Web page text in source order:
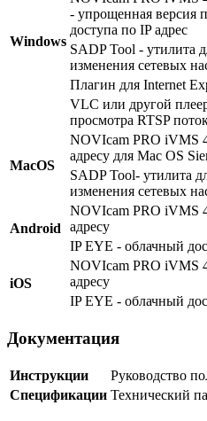
Windows
- упрощенная версия
доступа по IP адрес
SADP Tool - утилита
изменения сетевых
Плагин для Internet
VLC или другой
просмотра RTSP
MacOS
NOVIcam PRO iVMS
адресу для Mac OS
SADP Tool- утилита
изменения сетевых
Android
NOVIcam PRO iVMS
адресу
IP EYE - облачный
iOS
NOVIcam PRO iVMS
адресу
IP EYE - облачный
Документация
Инструкции Руководство
Спецификации Технический